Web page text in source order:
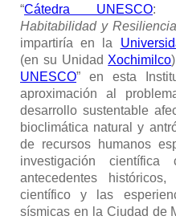
“Cátedra UNESCO:
Habitabilidad y
impartiría en la
(en su Unidad Xochimilco
UNESCO” en esta
aproximación al
desarrollo sustentable
bioclimática natural y
de recursos humanos
investigación
antecedentes
científico y las
sísmicas en la Ciudad de